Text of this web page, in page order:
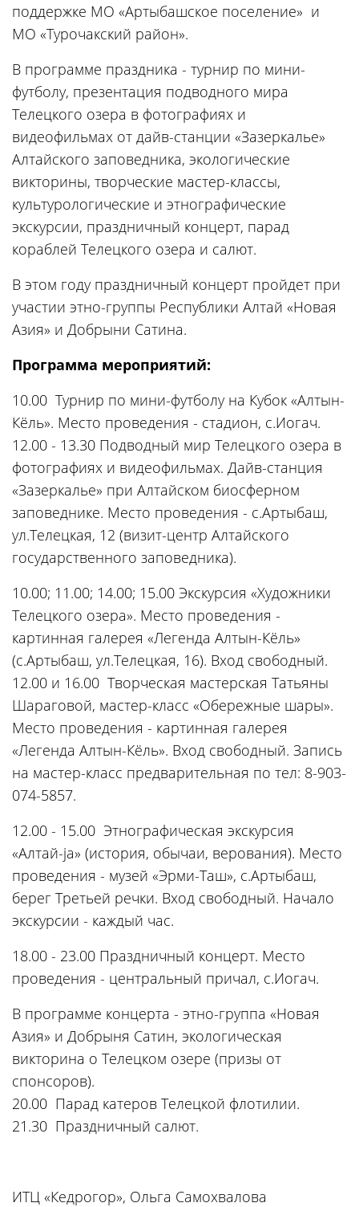
поддержке МО «Артыбашское поселение» и
МО «Турочакский район».
В программе праздника - турнир по мини-
футболу, презентация подводного мира
Телецкого озера в фотографиях и
видеофильмах от дайв-станции «Зазеркалье»
Алтайского заповедника, экологические
викторины, творческие мастер-классы,
культурологические и этнографические
экскурсии, праздничный концерт, парад
кораблей Телецкого озера и салют.
В этом году праздничный концерт пройдет при
участии этно-группы Республики Алтай «Новая
Азия» и Добрыни Сатина.
Программа мероприятий:
10.00 Турнир по мини-футболу на Кубок «Алтын-
Кёль». Место проведения - стадион, с.Иогач.
12.00 - 13.30 Подводный мир Телецкого озера в
фотографиях и видеофильмах. Дайв-станция
«Зазеркалье» при Алтайском биосферном
заповеднике. Место проведения - с.Артыбаш,
ул.Телецкая, 12 (визит-центр Алтайского
государственного заповедника).
10.00; 11.00; 14.00; 15.00 Экскурсия «Художники
Телецкого озера». Место проведения -
картинная галерея «Легенда Алтын-Кёль»
(с.Артыбаш, ул.Телецкая, 16). Вход свободный.
12.00 и 16.00 Творческая мастерская Татьяны
Шараговой, мастер-класс «Обережные шары».
Место проведения - картинная галерея
«Легенда Алтын-Кёль». Вход свободный. Запись
на мастер-класс предварительная по тел: 8-903-
074-5857.
12.00 - 15.00 Этнографическая экскурсия
«Алтай-jа» (история, обычаи, верования). Место
проведения - музей «Эрми-Таш», с.Артыбаш,
берег Третьей речки. Вход свободный. Начало
экскурсии - каждый час.
18.00 - 23.00 Праздничный концерт. Место
проведения - центральный причал, с.Иогач.
В программе концерта - этно-группа «Новая
Азия» и Добрыня Сатин, экологическая
викторина о Телецком озере (призы от
спонсоров).
20.00 Парад катеров Телецкой флотилии.
21.30 Праздничный салют.
ИТЦ «Кедрогор», Ольга Самохвалова